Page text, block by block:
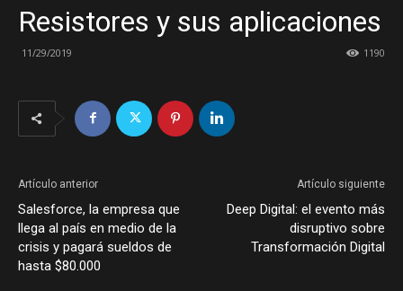
Resistores y sus aplicaciones
11/29/2019 1190
Artículo anterior
Salesforce, la empresa que
llega al país en medio de la
crisis y pagará sueldos de
hasta $80.000
Artículo siguiente
Deep Digital: el evento más
disruptivo sobre
Transformación Digital